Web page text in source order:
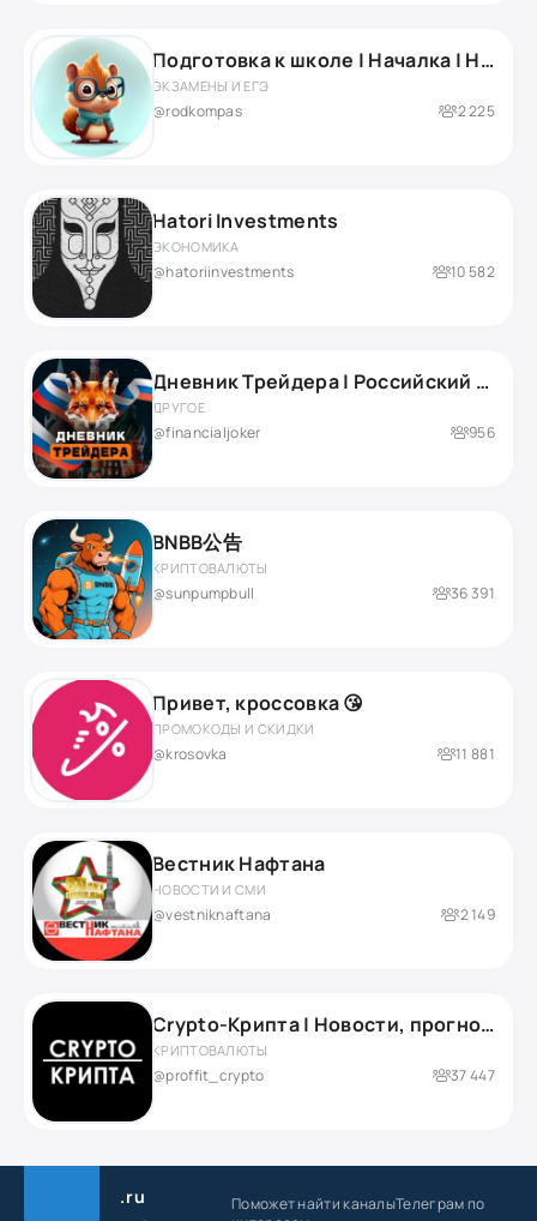
Подготовка к школе | Началка | Нейропсихолог
ЭКЗАМЕНЫ И ЕГЭ
@rodkompas 2 225
Hatori Investments
ЭКОНОМИКА
@hatoriinvestments 10 582
Дневник Трейдера | Российский рынок
ДРУГОЕ
@financialjoker 956
BNBB公告
КРИПТОВАЛЮТЫ
@sunpumpbull 36 391
Привет, кроссовка 😘
ПРОМОКОДЫ И СКИДКИ
@krosovka 11 881
Вестник Нафтана
НОВОСТИ И СМИ
@vestniknaftana 2 149
Crypto-Крипта | Новости, прогнозы и аналитика
КРИПТОВАЛЮТЫ
@proffit_crypto 37 447
.ru Поможет найти каналыТелеграм по